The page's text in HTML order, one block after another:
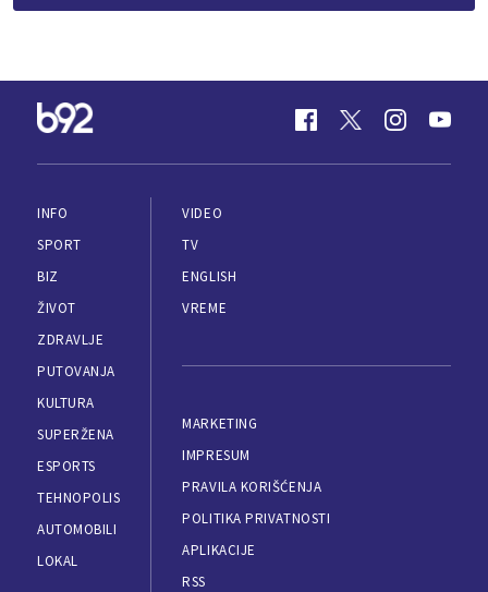
INFO
SPORT
BIZ
ŽIVOT
ZDRAVLJE
PUTOVANJA
KULTURA
SUPERŽENA
ESPORTS
TEHNOPOLIS
AUTOMOBILI
LOKAL
VIDEO
TV
ENGLISH
VREME
MARKETING
IMPRESUM
PRAVILA KORIŠĆENJA
POLITIKA PRIVATNOSTI
APLIKACIJE
RSS